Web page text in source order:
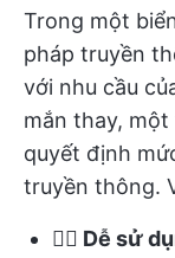
Trong một
pháp truyền
với nhu cầu
mắn thay,
quyết định
truyền thông.
👉🏻 Dễ sử